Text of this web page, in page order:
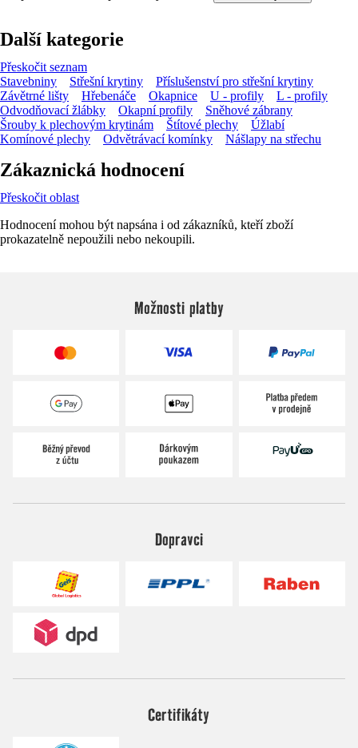
Další kategorie
Přeskočit seznam
Stavebniny
Střešní krytiny
Příslušenství pro střešní krytiny
Závětrné lišty
Hřebenáče Okapnice U - profily
L - profily
Odvodňovací žlábky
Okapní profily
Sněhové zábrany
Šrouby k plechovým krytinám
Štítové plechy
Úžlabí
Komínové plechy
Odvětrávací komínky Nášlapy na střechu
Zákaznická hodnocení
Přeskočit oblast
Hodnocení mohou být napsána i od zákazníků, kteří zboží
prokazatelně nepoužili nebo nekoupili.
Možnosti platby
Dopravci
Certifikáty